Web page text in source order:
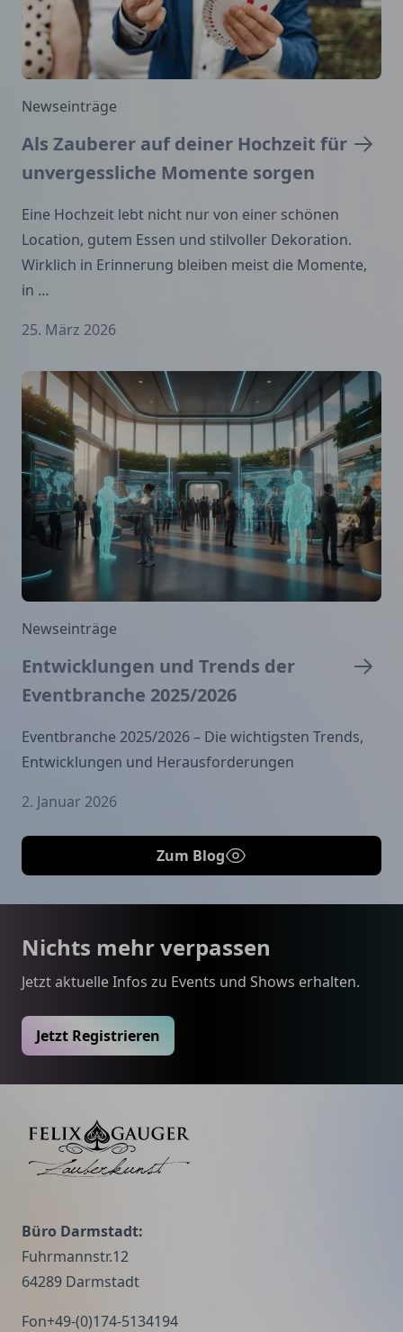
Newseinträge
Als Zauberer auf deiner Hochzeit für
unvergessliche Momente sorgen
Eine Hochzeit lebt nicht nur von einer schönen
Location, gutem Essen und stilvoller Dekoration.
Wirklich in Erinnerung bleiben meist die Momente,
in …
25. März 2026
Newseinträge
Entwicklungen und Trends der
Eventbranche 2025/2026
Eventbranche 2025/2026 – Die wichtigsten Trends,
Entwicklungen und Herausforderungen
2. Januar 2026
Zum Blog
Nichts mehr verpassen
Jetzt aktuelle Infos zu Events und Shows erhalten.
Jetzt Registrieren
Felix Gauger
Büro Darmstadt:
Fuhrmannstr.12
64289 Darmstadt
Fon+49-(0)174-5134194